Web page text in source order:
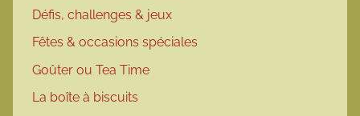
Défis, challenges & jeux
Fêtes & occasions spéciales
Goûter ou Tea Time
La boîte à biscuits